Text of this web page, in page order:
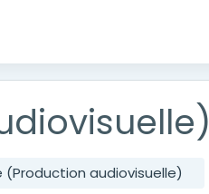
(Production audiovisuelle)